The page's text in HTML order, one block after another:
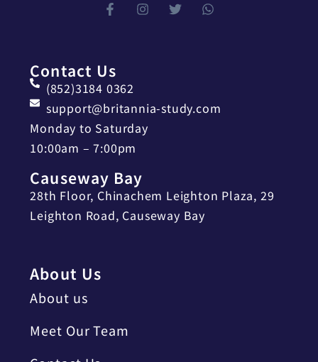
Contact Us
(852)3184 0362
support@britannia-study.com
Monday to Saturday
10:00am – 7:00pm
Causeway Bay
28th Floor, Chinachem Leighton Plaza, 29
Leighton Road, Causeway Bay
About Us
About us
Meet Our Team